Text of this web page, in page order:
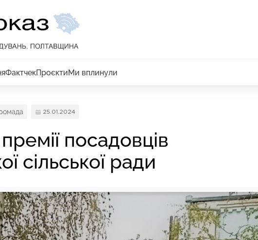
ФактчекПроєктиМи вплинули
25.01.2024
посадовців
сільської ради